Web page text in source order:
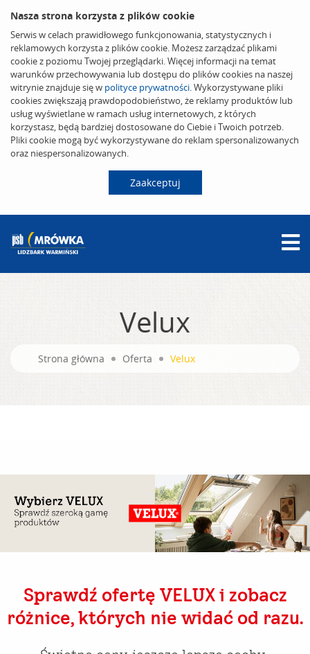
Nasza strona korzysta z plików cookie
Serwis w celach prawidłowego funkcjonowania, statystycznych i
reklamowych korzysta z plików cookie. Możesz zarządzać plikami
cookie z poziomu Twojej przeglądarki. Więcej informacji na temat
warunków przechowywania lub dostępu do plików cookies na naszej
witrynie znajduje się w polityce prywatności. Wykorzystywane pliki
cookies zwiększają prawdopodobieństwo, że reklamy produktów lub
usług wyświetlane w ramach usług internetowych, z których
korzystasz, będą bardziej dostosowane do Ciebie i Twoich potrzeb.
Pliki cookie mogą być wykorzystywane do reklam spersonalizowanych
oraz niespersonalizowanych.
Zaakceptuj
Velux
Strona główna Oferta Velux